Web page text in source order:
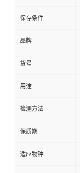
保存条件
品牌
货号
用途
检测方法
保质期
适应物种